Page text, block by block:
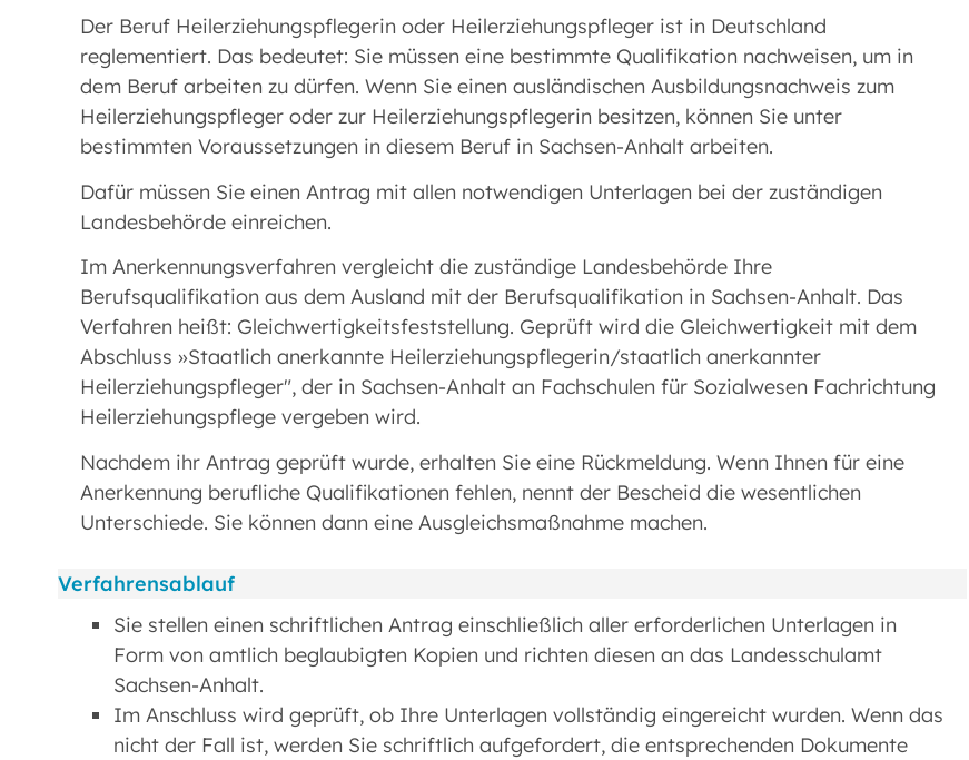
Der Beruf Heilerziehungspflegerin oder Heilerziehungspfleger ist in Deutschland
reglementiert. Das bedeutet: Sie müssen eine bestimmte Qualifikation nachweisen, um in
dem Beruf arbeiten zu dürfen. Wenn Sie einen ausländischen Ausbildungsnachweis zum
Heilerziehungspfleger oder zur Heilerziehungspflegerin besitzen, können Sie unter
bestimmten Voraussetzungen in diesem Beruf in Sachsen-Anhalt arbeiten.
Dafür müssen Sie einen Antrag mit allen notwendigen Unterlagen bei der zuständigen
Landesbehörde einreichen.
Im Anerkennungsverfahren vergleicht die zuständige Landesbehörde Ihre
Berufsqualifikation aus dem Ausland mit der Berufsqualifikation in Sachsen-Anhalt. Das
Verfahren heißt: Gleichwertigkeitsfeststellung. Geprüft wird die Gleichwertigkeit mit dem
Abschluss »Staatlich anerkannte Heilerziehungspflegerin/staatlich anerkannter
Heilerziehungspfleger", der in Sachsen-Anhalt an Fachschulen für Sozialwesen Fachrichtung
Heilerziehungspflege vergeben wird.
Nachdem ihr Antrag geprüft wurde, erhalten Sie eine Rückmeldung. Wenn Ihnen für eine
Anerkennung berufliche Qualifikationen fehlen, nennt der Bescheid die wesentlichen
Unterschiede. Sie können dann eine Ausgleichsmaßnahme machen.
Verfahrensablauf
Sie stellen einen schriftlichen Antrag einschließlich aller erforderlichen Unterlagen in
Form von amtlich beglaubigten Kopien und richten diesen an das Landesschulamt
Sachsen-Anhalt.
Im Anschluss wird geprüft, ob Ihre Unterlagen vollständig eingereicht wurden. Wenn das
nicht der Fall ist, werden Sie schriftlich aufgefordert, die entsprechenden Dokumente